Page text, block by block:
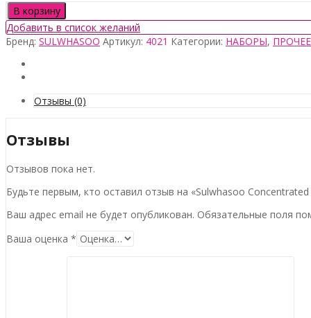
Количество
товара
Sulwhasoo
Concentrated
Ginseng
Rejuvenating
Cream
В корзину
Добавить в список желаний
Бренд: SULWHASOO Артикул: 4021 Категории: НАБОРЫ, ПРОЧЕЕ
Отзывы (0)
Отзывы
Отзывов пока нет.
Будьте первым, кто оставил отзыв на «Sulwhasoo
Ваш адрес email не будет опубликован. Обязательные поля
Ваша оценка *